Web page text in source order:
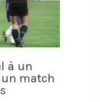
à un
match